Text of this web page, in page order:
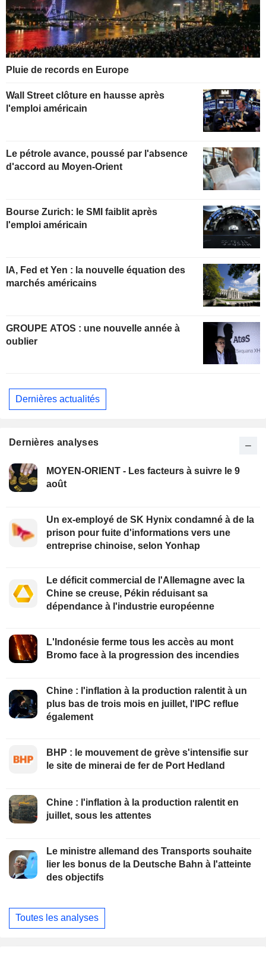
Pluie de records en Europe
Wall Street clôture en hausse après
l'emploi américain
Le pétrole avance, poussé par l'absence
d'accord au Moyen-Orient
Bourse Zurich: le SMI faiblit après
l'emploi américain
IA, Fed et Yen : la nouvelle équation des
marchés américains
GROUPE ATOS : une nouvelle année à
oublier
Dernières actualités
Dernières analyses
MOYEN-ORIENT - Les facteurs à suivre le 9
août
Un ex-employé de SK Hynix condamné à de la
prison pour fuite d'informations vers une
entreprise chinoise, selon Yonhap
Le déficit commercial de l'Allemagne avec la
Chine se creuse, Pékin réduisant sa
dépendance à l'industrie européenne
L'Indonésie ferme tous les accès au mont
Bromo face à la progression des incendies
Chine : l'inflation à la production ralentit à un
plus bas de trois mois en juillet, l'IPC reflue
également
BHP : le mouvement de grève s'intensifie sur
le site de minerai de fer de Port Hedland
Chine : l'inflation à la production ralentit en
juillet, sous les attentes
Le ministre allemand des Transports souhaite
lier les bonus de la Deutsche Bahn à l'atteinte
des objectifs
Toutes les analyses